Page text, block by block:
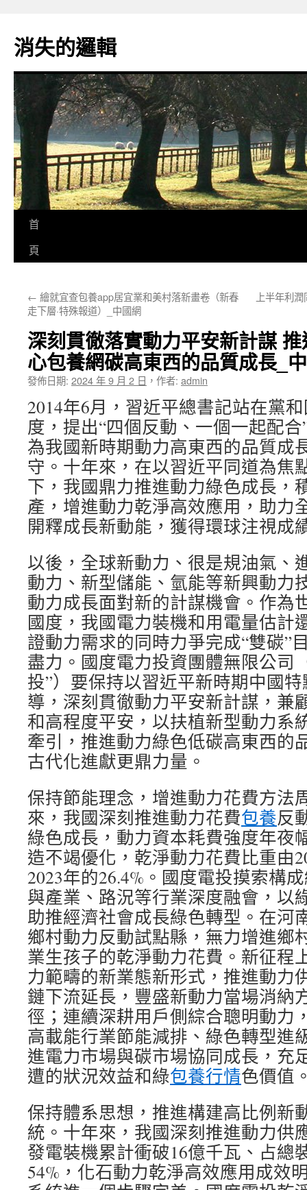
主
要
消失的邏輯
首
頁
← 繪就宜查包養app居宜業和美村落新畫卷（新春
走下層·特殊報道）_中國網
上半年利
深刻貫徹落實動力平安新計謀
心包養網碳高東西的品質成長_
發佈日期: 2024 年 9 月 2 日 ， 作者: admin
2014年6月，習近平總書記站在黨
度，提出“四個反動、一個一起配
為我國新時期動力高東西的品質成
守。十年來，在以習近平同道為焦
下，我國鼎力推進動力綠色成長，
產，增進動力乾淨高效應用，助力
開釋成長新動能，獲得環球注視成
以後，全球新動力、很是規油氣、
動力、新型儲能、氫能等新興動力
動力成長面對新的計謀機會。作為
國度，我國電力裝機和用電量估計
證動力需求的同時力爭完成“雙碳”
盡力。國度電力投資團體無限公司
投”）要保持以習近平新時期中國
導，深刻貫徹動力平安新計謀，兼
和高程度平安，以扶植新型動力系
牽引，推進動力綠色低碳高東西的
古代化進獻更鼎力量。
保持節能理念，增進動力花費方法
來，我國深刻推進動力花費包養反
綠色成長，動力資本耗費強度年夜
造不竭優化，乾淨動力花費比重由
2023年的26.4%。國度電投摸索構
與產業、路況等行業深度融會，以
助推經濟社會成長綠色轉型。在河
鄉村動力反動試點縣，無力增進鄉
業生孩子的乾淨動力花費。新征程
力範疇的新業態新形式，推進動力
鏈下流延長，豐盛新動力當場消納
徑；連續深耕用戶側綜合聰明動力
高載能行業節能減排、綠色轉型進
進電力市場與碳市場協同成長，充
遭的狀況效益和綠包養行情色價值
保持體系思想，推進構建高比例新
統。十年來，我國深刻推進動力供
發電裝機累計衝破16億千瓦、占總
54%，化石動力乾淨高效應用成效